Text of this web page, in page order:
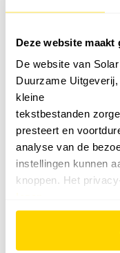
Deze website
De website van
Duurzame
kleine
tekstbestanden
presteert en
analyse van de
instellingen kunnen
knoppen. Het
Vacatures
Installateurzoeker
Cookievoorkeuren
English
Geef
Vertel ons
Tip de
Bekijk hier